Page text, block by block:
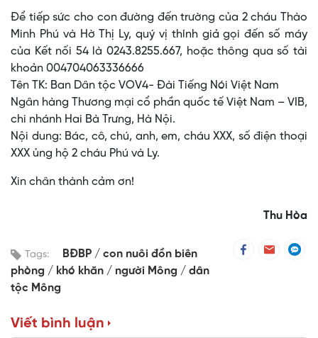
Để tiếp sức cho con đường đến trường của 2 cháu Thào
Minh Phú và Hờ Thị Ly, quý vị thính giả gọi đến số máy
của Kết nối 54 là 0243.8255.667, hoặc thông qua số tài
khoản 004704063336666
Tên TK: Ban Dân tộc VOV4- Đài Tiếng Nói Việt Nam
Ngân hàng Thương mại cổ phần quốc tế Việt Nam – VIB,
chi nhánh Hai Bà Trưng, Hà Nội.
Nội dung: Bác, cô, chú, anh, em, cháu XXX, số điện thoại
XXX ủng hộ 2 cháu Phú và Ly.
Xin chân thành cảm ơn!
Thu Hòa
Tags: BĐBP
con nuôi đồn biên
phòng
khó khăn người Mông
dân
tộc Mông
Viết bình luận